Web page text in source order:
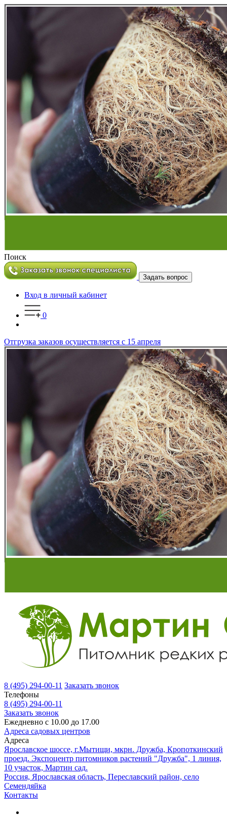
Поиск
Задать вопрос
Вход в личный кабинет
0
Отгрузка заказов осуществляется с 15 апреля
8 (495) 294-00-11 Заказать звонок
Телефоны
8 (495) 294-00-11
Заказать звонок
Ежедневно с 10.00 до 17.00
Адреса садовых центров
Адреса
Ярославское шоссе, г.Мытищи, мкрн. Дружба, Кропоткинский
проезд. Экспоцентр питомников растений "Дружба", 1 линия,
10 участок, Мартин сад.
Россия, Ярославская область, Переславский район, село
Семендяйка
Контакты